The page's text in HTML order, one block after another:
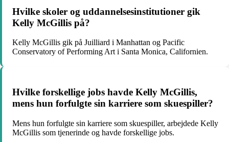
Hvilke skoler og uddannelsesinstitutioner gik
Kelly McGillis på?
Kelly McGillis gik på Juilliard i Manhattan og Pacific
Conservatory of Performing Art i Santa Monica, Californien.
Hvilke forskellige jobs havde Kelly McGillis,
mens hun forfulgte sin karriere som skuespiller?
Mens hun forfulgte sin karriere som skuespiller, arbejdede Kelly
McGillis som tjenerinde og havde forskellige jobs.